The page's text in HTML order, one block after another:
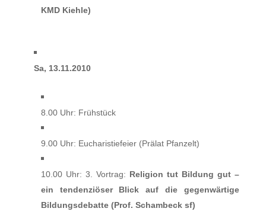
KMD Kiehle)
Sa, 13.11.2010
8.00 Uhr: Frühstück
9.00 Uhr: Eucharistiefeier (Prälat Pfanzelt)
10.00 Uhr: 3. Vortrag: Religion tut Bildung gut –
ein tendenziöser Blick auf die gegenwärtige
Bildungsdebatte (Prof. Schambeck sf)